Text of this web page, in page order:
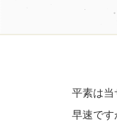
平素は当
早速で